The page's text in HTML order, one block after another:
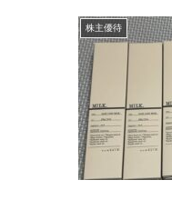
株主優待